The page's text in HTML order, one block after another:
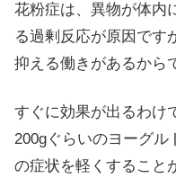
花粉症は、異物が体内
る過剰反応が原因です
抑える働きがあるから
すぐに効果が出るわけ
200gぐらいのヨーグル
の症状を軽くすること